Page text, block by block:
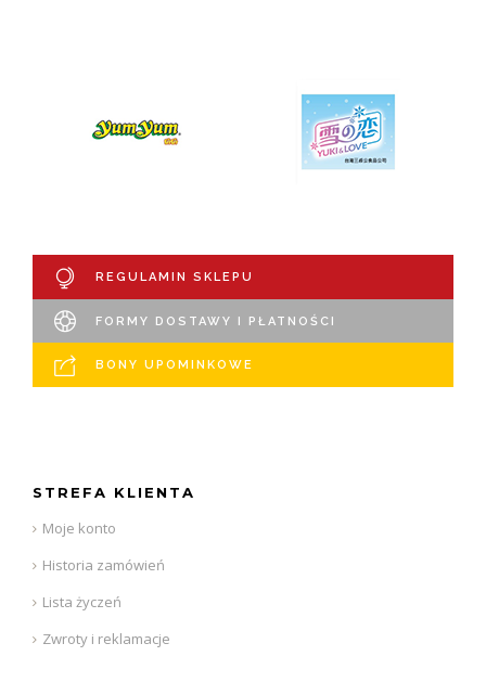
REGULAMIN SKLEPU
FORMY DOSTAWY I PŁATNOŚCI
BONY UPOMINKOWE
STREFA KLIENTA
Moje konto
Historia zamówień
Lista życzeń
Zwroty i reklamacje